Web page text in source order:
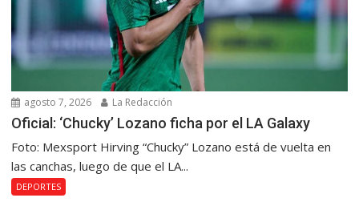
agosto 7, 2026 La Redacción
Oficial: ‘Chucky’ Lozano ficha por el LA Galaxy
Foto: Mexsport Hirving “Chucky” Lozano está de vuelta en
las canchas, luego de que el LA...
DEPORTES